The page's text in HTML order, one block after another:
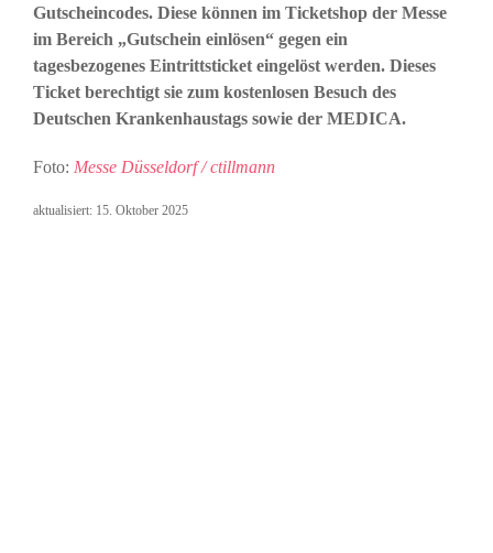
Gutscheincodes. Diese können im Ticketshop der Messe
im Bereich „Gutschein einlösen“ gegen ein
tagesbezogenes Eintrittsticket eingelöst werden. Dieses
Ticket berechtigt sie zum kostenlosen Besuch des
Deutschen Krankenhaustags sowie der MEDICA.
Foto: Messe Düsseldorf / ctillmann
aktualisiert: 15. Oktober 2025